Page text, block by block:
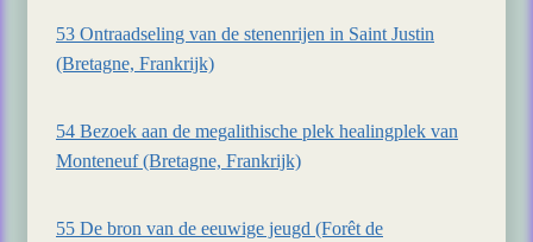
53 Ontraadseling van de stenenrijen in Saint Justin
(Bretagne, Frankrijk)
54 Bezoek aan de megalithische plek healingplek van
Monteneuf (Bretagne, Frankrijk)
55 De bron van de eeuwige jeugd (Forêt de